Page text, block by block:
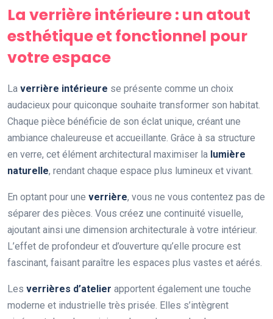
La verrière intérieure : un atout
esthétique et fonctionnel pour
votre espace
La verrière intérieure se présente comme un choix
audacieux pour quiconque souhaite transformer son habitat.
Chaque pièce bénéficie de son éclat unique, créant une
ambiance chaleureuse et accueillante. Grâce à sa structure
en verre, cet élément architectural maximiser la lumière
naturelle, rendant chaque espace plus lumineux et vivant.
En optant pour une verrière, vous ne vous contentez pas de
séparer des pièces. Vous créez une continuité visuelle,
ajoutant ainsi une dimension architecturale à votre intérieur.
L’effet de profondeur et d’ouverture qu’elle procure est
fascinant, faisant paraître les espaces plus vastes et aérés.
Les verrières d’atelier apportent également une touche
moderne et industrielle très prisée. Elles s’intègrent